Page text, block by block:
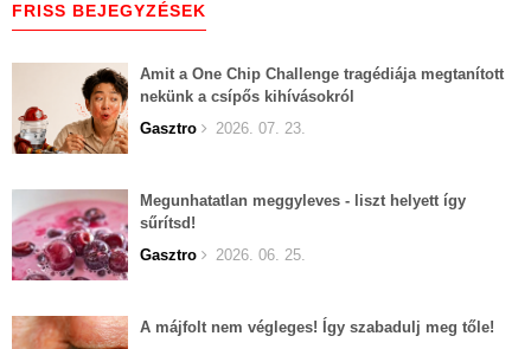
FRISS BEJEGYZÉSEK
Amit a One Chip Challenge tragédiája megtanított
nekünk a csípős kihívásokról
Gasztro
2026. 07. 23.
Megunhatatlan meggyleves - liszt helyett így
sűrítsd!
Gasztro
2026. 06. 25.
A májfolt nem végleges! Így szabadulj meg tőle!